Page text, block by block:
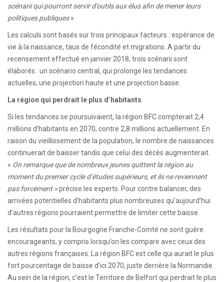
scénarii qui pourront servir d’outils aux élus afin de mener leurs
politiques publiques».
Les calculs sont basés sur trois principaux facteurs : espérance de
vie à la naissance, taux de fécondité et migrations. A partir du
recensement effectué en janvier 2018, trois scénarii sont
élaborés : un scénario central, qui prolonge les tendances
actuelles, une projection haute et une projection basse.
La région qui perdrait le plus d’habitants
Si les tendances se poursuivaient, la région BFC compterait 2,4
millions d’habitants en 2070, contre 2,8 millions actuellement. En
raison du vieillissement de la population, le nombre de naissances
continuerait de baisser tandis que celui des décès augmenterait.
« On remarque que de nombreux jeunes quittent la région au
moment du premier cycle d’études supérieurs, et ils ne reviennent
pas forcément »précise les experts. Pour contre balancer, des
arrivées potentielles d’habitants plus nombreuses qu’aujourd’hui
d’autres régions pourraient permettre de limiter cette baisse.
Les résultats pour la Bourgogne Franche-Comté ne sont guère
encourageants, y compris lorsqu’on les compare avec ceux des
autres régions françaises. La région BFC est celle qui aurait le plus
fort pourcentage de baisse d’ici 2070, juste derrière la Normandie.
Au sein de la région, c’est le Territoire de Belfort qui perdrait le plus